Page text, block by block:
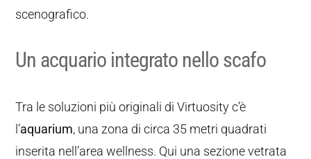
scenografico.
Un acquario integrato nello scafo
Tra le soluzioni più originali di Virtuosity c’è
l’aquarium, una zona di circa 35 metri quadrati
inserita nell’area wellness. Qui una sezione vetrata